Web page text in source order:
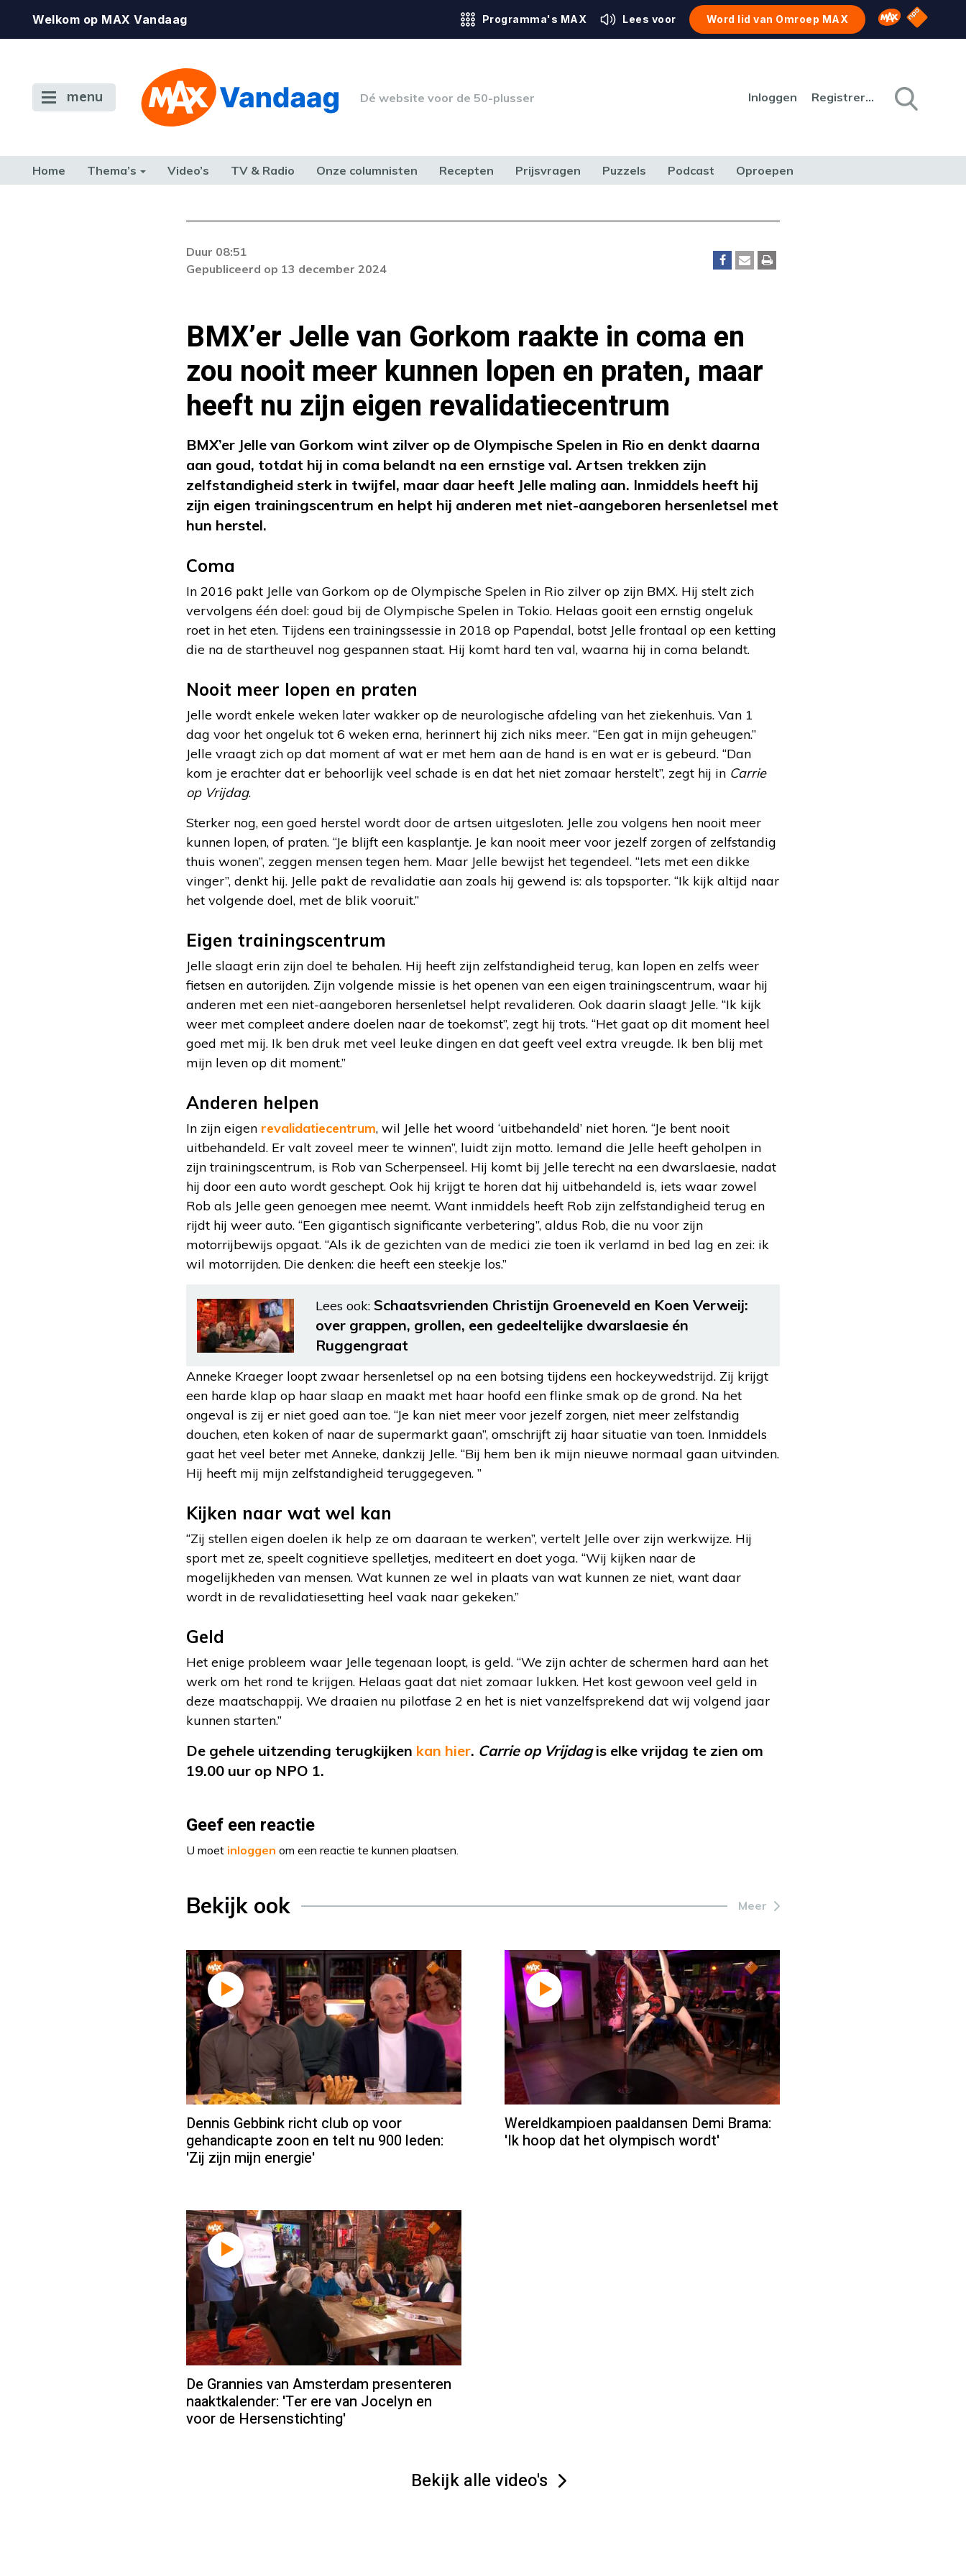
Welkom op MAX Vandaag Programma's MAX Lees voor Word lid van Omroep MAX Omroep MAX
NPO
menu Dé website voor de 50-plusser Inloggen Registreren
Home Thema’s Video’s TV & Radio Onze columnisten Recepten Prijsvragen Puzzels Podcast Oproepen
Er is een licentie-fout opgetreden. Als het probleem
zich blijft voordoen, neem dan contact op met onze
Duur 08:51
Gepubliceerd op 13 december 2024
BMX’er Jelle van Gorkom raakte in coma en
zou nooit meer kunnen lopen en praten, maar
heeft nu zijn eigen revalidatiecentrum
BMX’er Jelle van Gorkom wint zilver op de Olympische Spelen in Rio en denkt daarna
aan goud, totdat hij in coma belandt na een ernstige val. Artsen trekken zijn
zelfstandigheid sterk in twijfel, maar daar heeft Jelle maling aan. Inmiddels heeft hij
zijn eigen trainingscentrum en helpt hij anderen met niet-aangeboren hersenletsel met
hun herstel.
Coma
In 2016 pakt Jelle van Gorkom op de Olympische Spelen in Rio zilver op zijn BMX. Hij stelt zich
vervolgens één doel: goud bij de Olympische Spelen in Tokio. Helaas gooit een ernstig ongeluk
roet in het eten. Tijdens een trainingssessie in 2018 op Papendal, botst Jelle frontaal op een ketting
die na de startheuvel nog gespannen staat. Hij komt hard ten val, waarna hij in coma belandt.
Nooit meer lopen en praten
Jelle wordt enkele weken later wakker op de neurologische afdeling van het ziekenhuis. Van 1
dag voor het ongeluk tot 6 weken erna, herinnert hij zich niks meer. “Een gat in mijn geheugen.”
Jelle vraagt zich op dat moment af wat er met hem aan de hand is en wat er is gebeurd. “Dan
kom je erachter dat er behoorlijk veel schade is en dat het niet zomaar herstelt”, zegt hij in Carrie
op Vrijdag.
Sterker nog, een goed herstel wordt door de artsen uitgesloten. Jelle zou volgens hen nooit meer
kunnen lopen, of praten. “Je blijft een kasplantje. Je kan nooit meer voor jezelf zorgen of zelfstandig
thuis wonen”, zeggen mensen tegen hem. Maar Jelle bewijst het tegendeel. “Iets met een dikke
vinger”, denkt hij. Jelle pakt de revalidatie aan zoals hij gewend is: als topsporter. “Ik kijk altijd naar
het volgende doel, met de blik vooruit.”
Eigen trainingscentrum
Jelle slaagt erin zijn doel te behalen. Hij heeft zijn zelfstandigheid terug, kan lopen en zelfs weer
fietsen en autorijden. Zijn volgende missie is het openen van een eigen trainingscentrum, waar hij
anderen met een niet-aangeboren hersenletsel helpt revalideren. Ook daarin slaagt Jelle. “Ik kijk
weer met compleet andere doelen naar de toekomst”, zegt hij trots. “Het gaat op dit moment heel
goed met mij. Ik ben druk met veel leuke dingen en dat geeft veel extra vreugde. Ik ben blij met
mijn leven op dit moment.”
Anderen helpen
In zijn eigen revalidatiecentrum, wil Jelle het woord ‘uitbehandeld’ niet horen. “Je bent nooit
uitbehandeld. Er valt zoveel meer te winnen”, luidt zijn motto. Iemand die Jelle heeft geholpen in
zijn trainingscentrum, is Rob van Scherpenseel. Hij komt bij Jelle terecht na een dwarslaesie, nadat
hij door een auto wordt geschept. Ook hij krijgt te horen dat hij uitbehandeld is, iets waar zowel
Rob als Jelle geen genoegen mee neemt. Want inmiddels heeft Rob zijn zelfstandigheid terug en
rijdt hij weer auto. “Een gigantisch significante verbetering”, aldus Rob, die nu voor zijn
motorrijbewijs opgaat. “Als ik de gezichten van de medici zie toen ik verlamd in bed lag en zei: ik
wil motorrijden. Die denken: die heeft een steekje los.”
Lees ook: Schaatsvrienden Christijn Groeneveld en Koen Verweij:
over grappen, grollen, een gedeeltelijke dwarslaesie én
Ruggengraat
Anneke Kraeger loopt zwaar hersenletsel op na een botsing tijdens een hockeywedstrijd. Zij krijgt
een harde klap op haar slaap en maakt met haar hoofd een flinke smak op de grond. Na het
ongeval is zij er niet goed aan toe. “Je kan niet meer voor jezelf zorgen, niet meer zelfstandig
douchen, eten koken of naar de supermarkt gaan”, omschrijft zij haar situatie van toen. Inmiddels
gaat het veel beter met Anneke, dankzij Jelle. “Bij hem ben ik mijn nieuwe normaal gaan uitvinden.
Hij heeft mij mijn zelfstandigheid teruggegeven. ”
Kijken naar wat wel kan
“Zij stellen eigen doelen ik help ze om daaraan te werken”, vertelt Jelle over zijn werkwijze. Hij
sport met ze, speelt cognitieve spelletjes, mediteert en doet yoga. “Wij kijken naar de
mogelijkheden van mensen. Wat kunnen ze wel in plaats van wat kunnen ze niet, want daar
wordt in de revalidatiesetting heel vaak naar gekeken.”
Geld
Het enige probleem waar Jelle tegenaan loopt, is geld. “We zijn achter de schermen hard aan het
werk om het rond te krijgen. Helaas gaat dat niet zomaar lukken. Het kost gewoon veel geld in
deze maatschappij. We draaien nu pilotfase 2 en het is niet vanzelfsprekend dat wij volgend jaar
kunnen starten.”
De gehele uitzending terugkijken kan hier. Carrie op Vrijdagis elke vrijdag te zien om
19.00 uur op NPO 1.
Geef een reactie
U moet inloggen om een reactie te kunnen plaatsen.
Bekijk ook Meer
Dennis Gebbink richt club op voor
gehandicapte zoon en telt nu 900 leden:
'Zij zijn mijn energie'
Wereldkampioen paaldansen Demi Brama:
'Ik hoop dat het olympisch wordt'
De Grannies van Amsterdam presenteren
naaktkalender: 'Ter ere van Jocelyn en
voor de Hersenstichting'
Bekijk alle video's